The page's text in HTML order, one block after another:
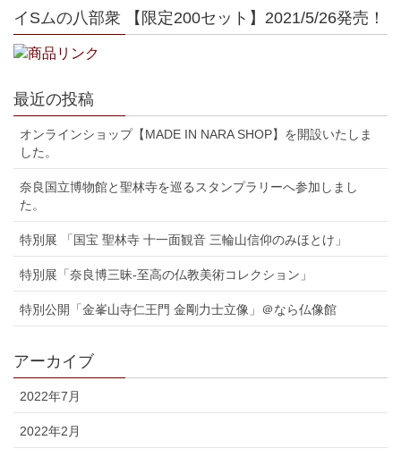
イSムの八部衆 【限定200セット】2021/5/26発売！
最近の投稿
オンラインショップ【MADE IN NARA SHOP】を開設いたしま
した。
奈良国立博物館と聖林寺を巡るスタンプラリーへ参加しまし
た。
特別展 「国宝 聖林寺 十一面観音 三輪山信仰のみほとけ」
特別展「奈良博三昧-至高の仏教美術コレクション」
特別公開「金峯山寺仁王門 金剛力士立像」＠なら仏像館
アーカイブ
2022年7月
2022年2月